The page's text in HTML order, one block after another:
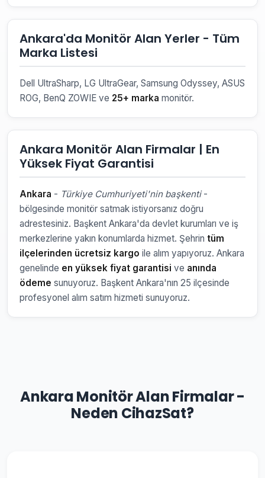
Ankara'da Monitör Alan Yerler - Tüm
Marka Listesi
Dell UltraSharp, LG UltraGear, Samsung Odyssey, ASUS
ROG, BenQ ZOWIE ve 25+ marka monitör.
Ankara Monitör Alan Firmalar | En
Yüksek Fiyat Garantisi
Ankara - Türkiye Cumhuriyeti'nin başkenti-
bölgesinde monitör satmak istiyorsanız doğru
adrestesiniz. Başkent Ankara'da devlet kurumları ve iş
merkezlerine yakın konumlarda hizmet. Şehrin tüm
ilçelerinden ücretsiz kargo ile alım yapıyoruz. Ankara
genelinde en yüksek fiyat garantisi ve anında
ödeme sunuyoruz. Başkent Ankara'nın 25 ilçesinde
profesyonel alım satım hizmeti sunuyoruz.
Ankara Monitör Alan Firmalar -
Neden CihazSat?